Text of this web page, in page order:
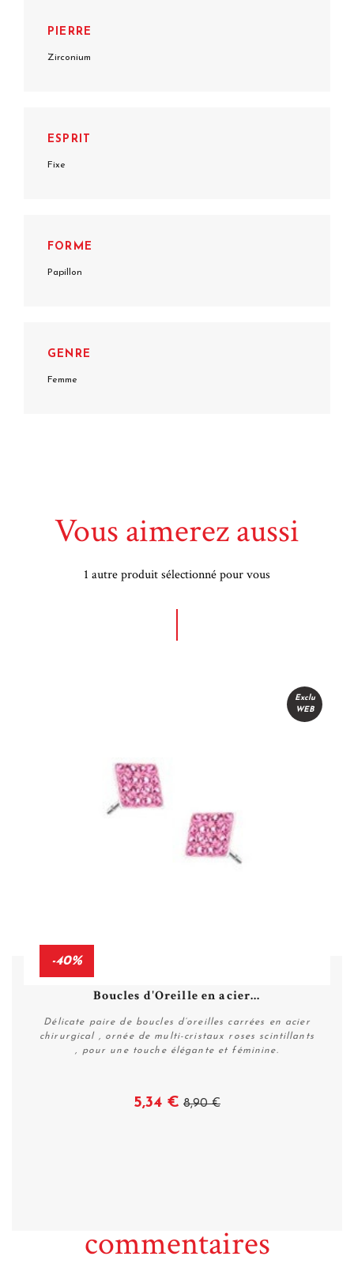
PIERRE
Zirconium
ESPRIT
Fixe
FORME
Papillon
GENRE
Femme
Vous aimerez aussi
1 autre produit sélectionné pour vous
Exclu
WEB
-40%
Boucles d'Oreille en acier...
Délicate paire de boucles d’oreilles carrées en acier
chirurgical , ornée de multi-cristaux roses scintillants
, pour une touche élégante et féminine.
5,34 € 8,90 €
commentaires